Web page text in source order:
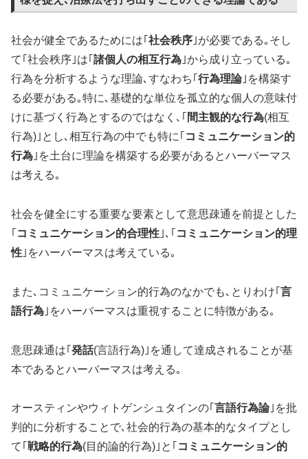
社会が健全であるためには｢ 社会秩序 ｣が必要である｡そし
て｢社会秩序｣は｢ 諸個人の相互行為 ｣から成り立っている｡
行為を分析するような理論､すなわち｢ 行為理論｣を構築す
る必要がある｡特に､基礎的な単位を孤立的な個人の意味付
けに基づく行為とするのではなく､｢ 間主観的な行為(相互
行為)｣とし､相互行為の中でも特に｢ コミュニケーション的
行為 ｣を土台に理論を構築する必要があるとハーバーマス
は考える｡
社会を健全にする重要な要素として意思疎通を前提とした
｢ コミュニケーション的合理性 ｣､｢ コミュニケーション的理
性 ｣をハーバーマスは考えている｡
また､コミュニケーション的行為のなかでも､とりわけ｢ 言
語行為 ｣をハーバーマスは重視することに特徴がある｡
意思疎通は｢ 発話(言語行為)｣を通して達成されることが基
本であるとハーバーマスは考える｡
オースティンやウィトゲンシュタインの｢ 言語行為論｣を批
判的に分析することで､社会的行為の基本的なタイプとし
て｢ 戦略的行為(目的論的行為)｣と｢ コミュニケーション的